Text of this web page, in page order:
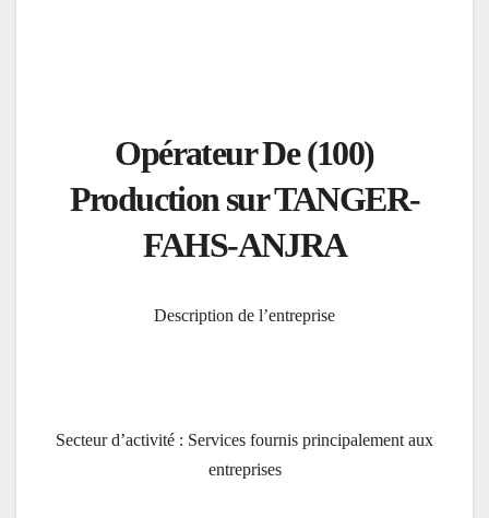
(100) Opérateur De
Production sur TANGER-
FAHS-ANJRA
Description de l’entreprise
Secteur d’activité : Services fournis principalement aux
entreprises